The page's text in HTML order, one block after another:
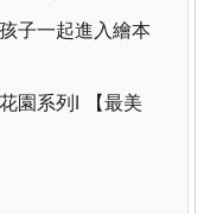
子一起進入繪本
園系列I 【最美